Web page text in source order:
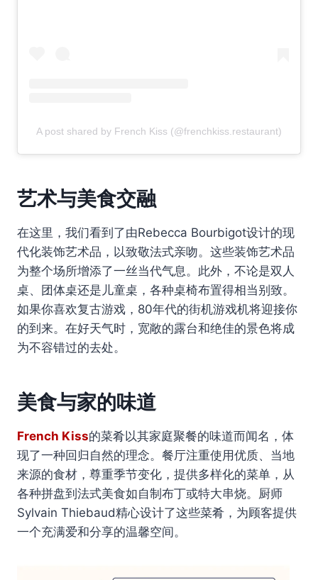
A post shared by French Kiss (@frenchkiss.restaurant)
艺术与美食交融
在这里，我们看到了由Rebecca Bourbigot设计的现
代化装饰艺术品，以致敬法式亲吻。这些装饰艺术品
为整个场所增添了一丝当代气息。此外，不论是双人
桌、团体桌还是儿童桌，各种桌椅布置得相当别致。
如果你喜欢复古游戏，80年代的街机游戏机将迎接你
的到来。在好天气时，宽敞的露台和绝佳的景色将成
为不容错过的去处。
美食与家的味道
French Kiss的菜肴以其家庭聚餐的味道而闻名，体
现了一种回归自然的理念。餐厅注重使用优质、当地
来源的食材，尊重季节变化，提供多样化的菜单，从
各种拼盘到法式美食如自制布丁或特大串烧。厨师
Sylvain Thiebaud精心设计了这些菜肴，为顾客提供
一个充满爱和分享的温馨空间。